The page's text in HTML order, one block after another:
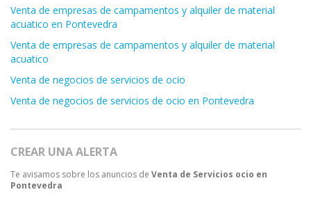
Venta de empresas de campamentos y alquiler de material
acuatico en Pontevedra
Venta de empresas de campamentos y alquiler de material
acuatico
Venta de negocios de servicios de ocio
Venta de negocios de servicios de ocio en Pontevedra
CREAR UNA ALERTA
Te avisamos sobre los anuncios de Venta de Servicios ocio en
Pontevedra